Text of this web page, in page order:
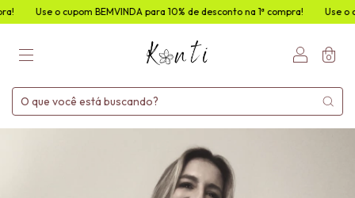
o cupom BEMVINDA para 10% de desconto na 1ª compra! Use o cupom
0